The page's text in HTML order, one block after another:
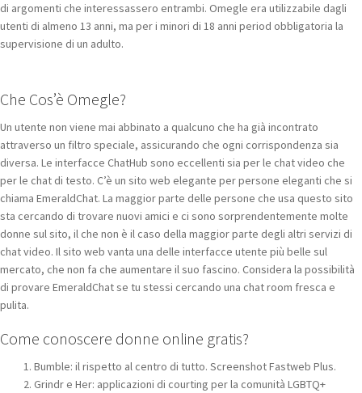
di argomenti che interessassero entrambi. Omegle era utilizzabile dagli
utenti di almeno 13 anni, ma per i minori di 18 anni period obbligatoria la
supervisione di un adulto.
Che Cos’è Omegle?
Un utente non viene mai abbinato a qualcuno che ha già incontrato
attraverso un filtro speciale, assicurando che ogni corrispondenza sia
diversa. Le interfacce ChatHub sono eccellenti sia per le chat video che
per le chat di testo. C’è un sito web elegante per persone eleganti che si
chiama EmeraldChat. La maggior parte delle persone che usa questo sito
sta cercando di trovare nuovi amici e ci sono sorprendentemente molte
donne sul sito, il che non è il caso della maggior parte degli altri servizi di
chat video. Il sito web vanta una delle interfacce utente più belle sul
mercato, che non fa che aumentare il suo fascino. Considera la possibilità
di provare EmeraldChat se tu stessi cercando una chat room fresca e
pulita.
Come conoscere donne online gratis?
Bumble: il rispetto al centro di tutto. Screenshot Fastweb Plus.
Grindr e Her: applicazioni di courting per la comunità LGBTQ+